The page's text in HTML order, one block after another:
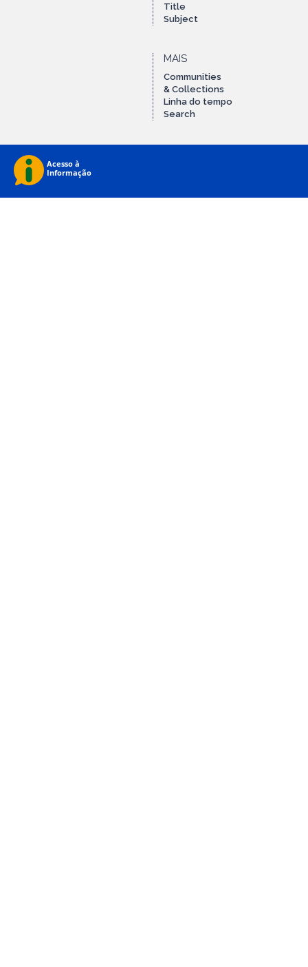
Title
Subject
MAIS
Communities
& Collections
Linha do tempo
Search